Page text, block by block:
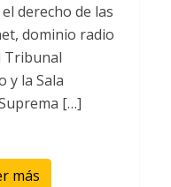
derecho de las
dominio radio
Tribunal
y la Sala
[…]
más